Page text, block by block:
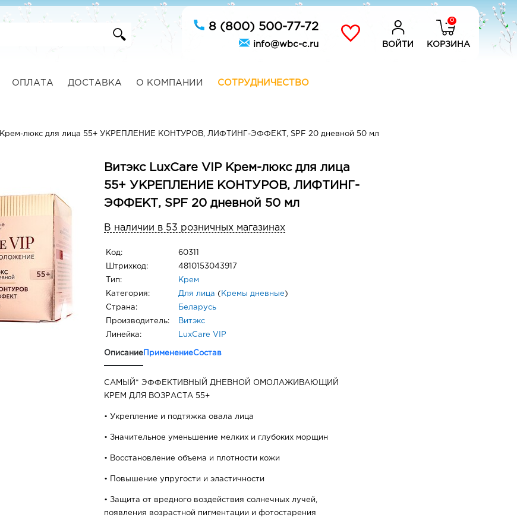
8 (800) 500-77-72
info@wbc-c.ru ВОЙТИ
0
КОРЗИНА
ОПЛАТА ДОСТАВКА О КОМПАНИИ СОТРУДНИЧЕСТВО
Крем-люкс для лица 55+ УКРЕПЛЕНИЕ КОНТУРОВ, ЛИФТИНГ-ЭФФЕКТ, SPF 20 дневной 50 мл
Витэкс LuxCare VIP Крем-люкс для лица
55+ УКРЕПЛЕНИЕ КОНТУРОВ, ЛИФТИНГ-
ЭФФЕКТ, SPF 20 дневной 50 мл
В наличии в 53 розничных магазинах
Код: 60311
Штрихкод: 4810153043917
Тип: Крем
Категория: Для лица ( Кремы дневные )
Страна: Беларусь
Производитель: Витэкс
Линейка: LuxCare VIP
Описание ПрименениеСостав
САМЫЙ* ЭФФЕКТИВНЫЙ ДНЕВНОЙ ОМОЛАЖИВАЮЩИЙ
КРЕМ ДЛЯ ВОЗРАСТА 55+
• Укрепление и подтяжка овала лица
• Значительное уменьшение мелких и глубоких морщин
• Восстановление объема и плотности кожи
• Повышение упругости и эластичности
• Защита от вредного воздействия солнечных лучей,
появления возрастной пигментации и фотостарения